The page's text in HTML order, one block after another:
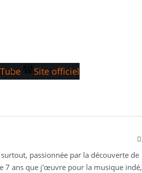
Site officiel
passionnée par la découverte de
7 ans que j'œuvre pour la musique indé,